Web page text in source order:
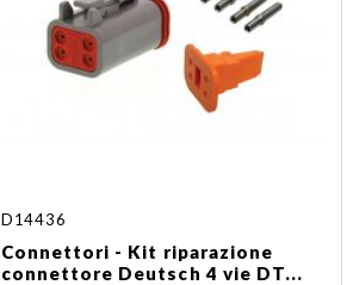
D14436
Connettori - Kit riparazione
connettore Deutsch 4 vie DT...